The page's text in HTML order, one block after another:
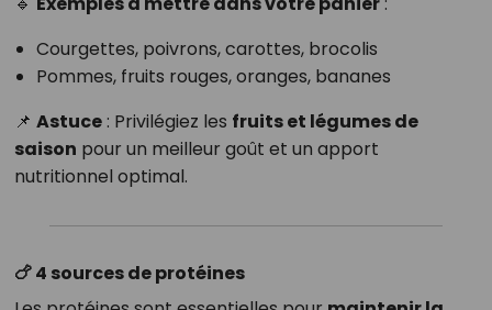
Courgettes, poivrons, carottes, brocolis
Pommes, fruits rouges, oranges, bananes
📌 Astuce: Privilégiez les fruits et légumes de
saison pour un meilleur goût et un apport
nutritionnel optimal.
🍗 4 sources de protéines